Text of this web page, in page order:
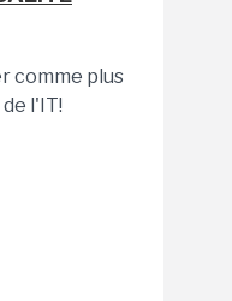
comme plus
l'IT!